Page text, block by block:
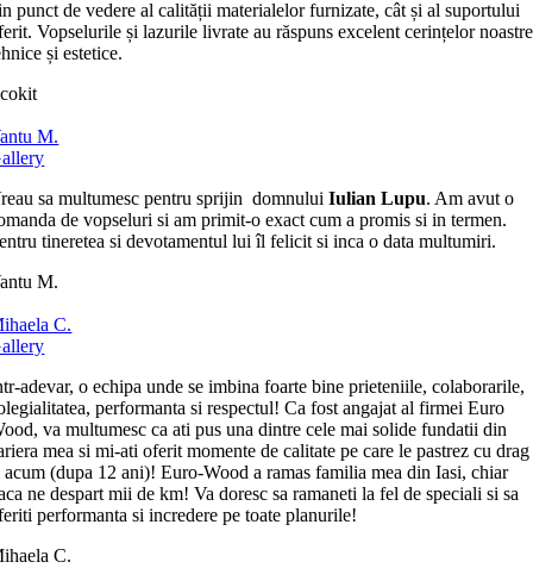
punct de vedere al calității materialelor furnizate, cât și al suportului
Vopselurile și lazurile livrate au răspuns excelent cerințelor noastre
și estetice.
M.
sa multumesc pentru sprijin domnuluiIulian Lupu. Am avut o
de vopseluri si am primit-o exact cum a promis si in termen.
tineretea si devotamentul lui îl felicit si inca o data multumiri.
M.
C.
adevar, o echipa unde se imbina foarte bine prieteniile, colaborarile,
performanta si respectul! Ca fost angajat al firmei Euro
va multumesc ca ati pus una dintre cele mai solide fundatii din
mea si mi-ati oferit momente de calitate pe care le pastrez cu drag
acum (dupa 12 ani)! Euro-Wood a ramas familia mea din Iasi, chiar
ne despart mii de km! Va doresc sa ramaneti la fel de speciali si sa
performanta si incredere pe toate planurile!
C.